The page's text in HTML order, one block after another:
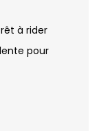
à rider
pour